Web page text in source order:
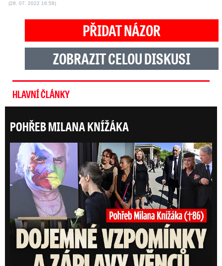
(28. 07. 2022 16:58)
PŘIDAT NÁZOR
ZOBRAZIT CELOU DISKUSI
HLAVNÍ ČLÁNKY
POHŘEB MILANA KNÍŽÁKA